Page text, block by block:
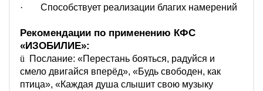
·
Способствует реализации благих намерений
Рекомендации по применению КФС
«ИЗОБИЛИЕ»:
ü
Послание: «Перестань бояться, радуйся и
смело двигайся вперёд», «Будь свободен, как
птица», «Каждая душа слышит свою музыку